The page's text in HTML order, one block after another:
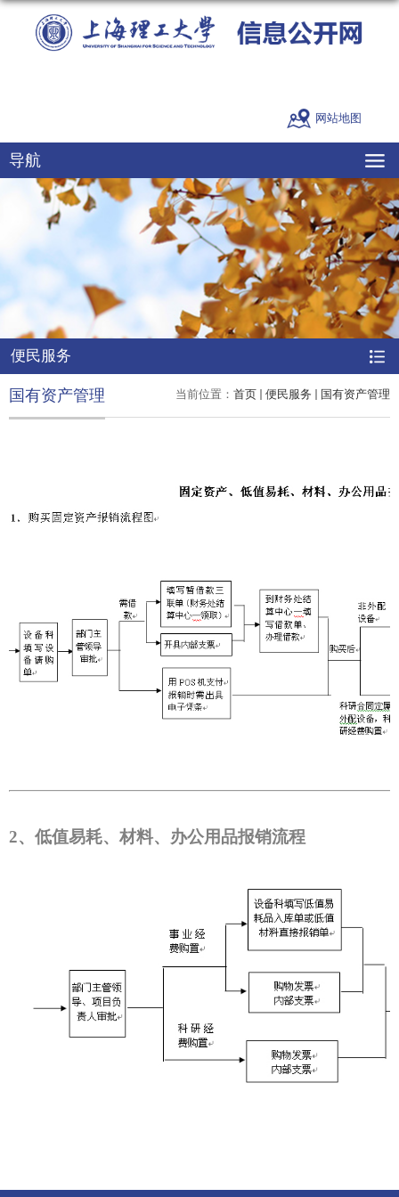
网站地图
导航
便民服务
当前位置： 首页 便民服务 国有资产管理
国有资产管理
2、低值易耗、材料、办公用品报销流程